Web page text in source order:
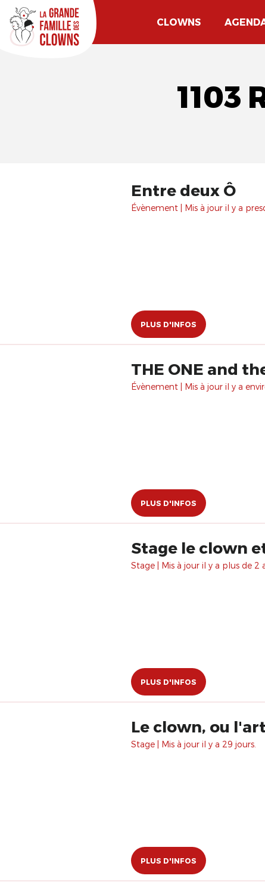
CLOWNS
1103
Entre deux Ô
Évènement | Mis à jour il y a
PLUS D'INFOS
THE ONE and
Évènement | Mis à jour il y a
PLUS D'INFOS
Stage le clown
Stage | Mis à jour il y a plus de 2
PLUS D'INFOS
Le clown, ou
Stage | Mis à jour il y a 29 jours.
PLUS D'INFOS